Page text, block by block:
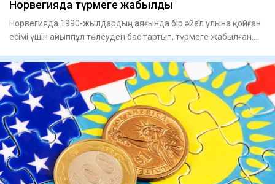
Норвегияда түрмеге жабылды
Норвегияда 1990-жылдардың аяғында бір әйел ұлына қойған
есімі үшін айыппұл төлеуден бас тартып, түрмеге жабылған.